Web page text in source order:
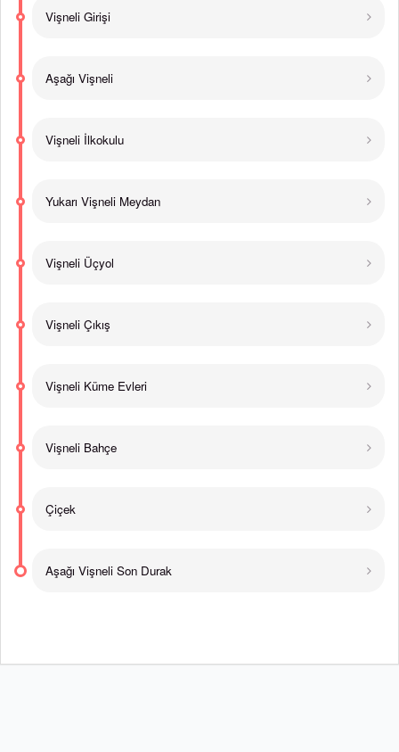
Vişneli Girişi
Aşağı Vişneli
Vişneli İlkokulu
Yukarı Vişneli Meydan
Vişneli Üçyol
Vişneli Çıkış
Vişneli Küme Evleri
Vişneli Bahçe
Çiçek
Aşağı Vişneli Son Durak